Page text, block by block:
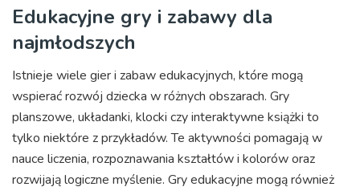
Edukacyjne gry i zabawy dla
najmłodszych
Istnieje wiele gier i zabaw edukacyjnych, które mogą
wspierać rozwój dziecka w różnych obszarach. Gry
planszowe, układanki, klocki czy interaktywne książki to
tylko niektóre z przykładów. Te aktywności pomagają w
nauce liczenia, rozpoznawania kształtów i kolorów oraz
rozwijają logiczne myślenie. Gry edukacyjne mogą również